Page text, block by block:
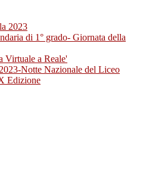
2023
di 1° grado- Giornata della
Virtuale a Reale'
Notte Nazionale del Liceo
Edizione